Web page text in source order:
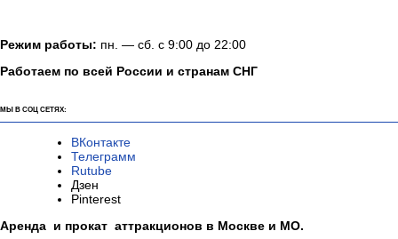
Режим работы: пн. — сб. с 9:00 до 22:00
Работаем по всей России и странам СНГ
МЫ В СОЦ СЕТЯХ:
ВКонтакте
Телеграмм
Rutube
Дзен
Pinterest
Аренда и прокат аттракционов в Москве и МО.